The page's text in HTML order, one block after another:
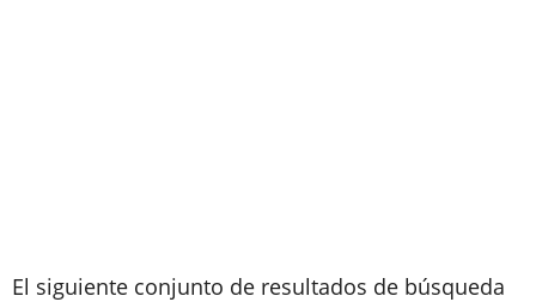
El siguiente conjunto de resultados de búsqueda